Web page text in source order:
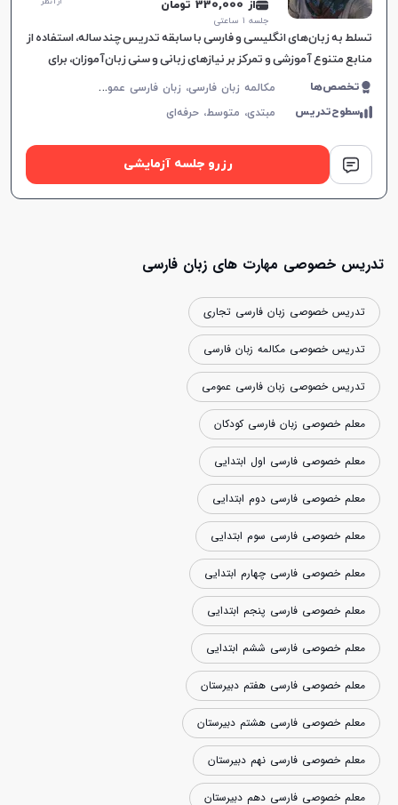
از 330,000 تومان
جلسه ۱ ساعتی
تسلط به زبان‌های انگلیسی و فارسی با سابقه تدریس چند ساله، استفاده از
منابع متنوع آموزشی و تمرکز بر نیازهای زبانی و سنی زبان‌آموزان، برای
تسهیل یادگیری موثر طراحی شده است.
تخصص‌ها م
کالمه زبان فارسی، زبان فارسی عمومی، زبان فارسی کودکان، فارسی اول ابتدایی، فارسی دوم ابتدایی، فارسی سوم ابتدایی، فارسی چهارم ابتدایی، فارسی پنجم ابتدایی، فارسی ششم ابتدایی
سطوح‌تدریس مبتدی، متوسط،حرفه‌ای
رزرو جلسه آزمایشی
تدریس خصوصی مهارت های زبان فارسی
تدریس خصوصی زبان فارسی تجاری
تدریس خصوصی مکالمه زبان فارسی
تدریس خصوصی زبان فارسی عمومی
معلم خصوصی زبان فارسی کودکان
معلم خصوصی فارسی اول ابتدایی
معلم خصوصی فارسی دوم ابتدایی
معلم خصوصی فارسی سوم ابتدایی
معلم خصوصی فارسی چهارم ابتدایی
معلم خصوصی فارسی پنجم ابتدایی
معلم خصوصی فارسی ششم ابتدایی
معلم خصوصی فارسی هفتم دبیرستان
معلم خصوصی فارسی هشتم دبیرستان
معلم خصوصی فارسی نهم دبیرستان
معلم خصوصی فارسی دهم دبیرستان